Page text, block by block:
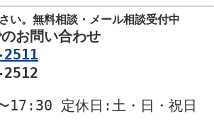
い。 無料相談・メール相談受付中
お問い合わせ
17:30 定休日 :土・日・祝日